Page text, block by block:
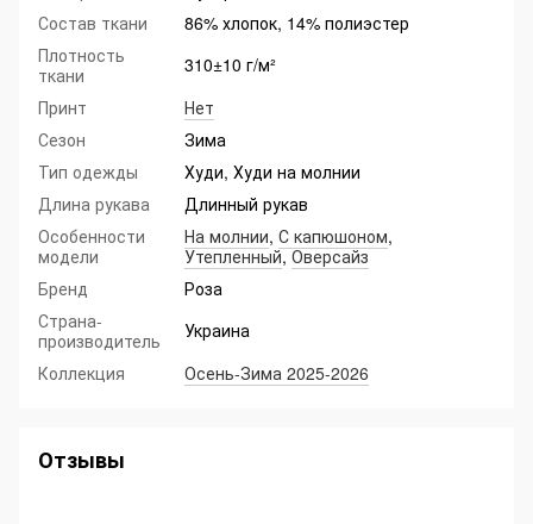
Состав ткани
86% хлопок, 14% полиэстер
Плотность
ткани
310±10 г/м²
Принт
Нет
Сезон
Зима
Тип одежды
Худи, Худи на молнии
Длина рукава
Длинный рукав
Особенности
модели
На молнии, С капюшоном,
Утепленный,Оверсайз
Бренд
Роза
Страна-
производитель
Украина
Коллекция
Осень-Зима 2025-2026
Отзывы